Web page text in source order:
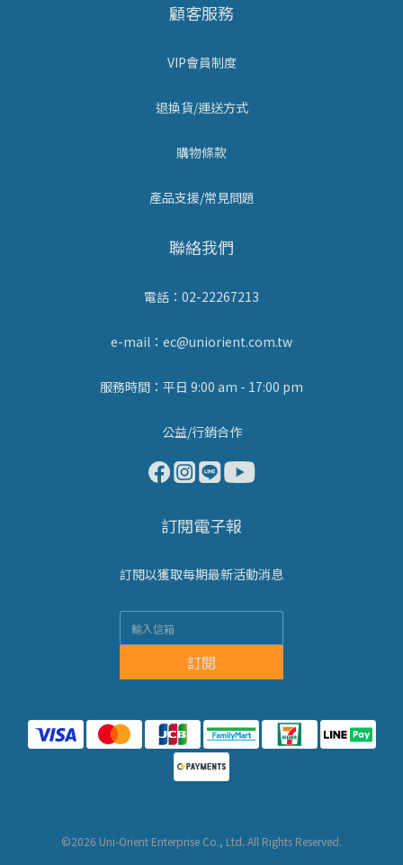
顧客服務
VIP會員制度
退換貨/運送方式
購物條款
產品支援/常見問題
聯絡我們
電話：02-22267213
e-mail：ec@uniorient.com.tw
服務時間：平日 9:00 am - 17:00 pm
公益/行銷合作
訂閱電子報
訂閱以獲取每期最新活動消息
訂閱
©2026 Uni-Orient Enterprise Co., Ltd. All Rights Reserved.